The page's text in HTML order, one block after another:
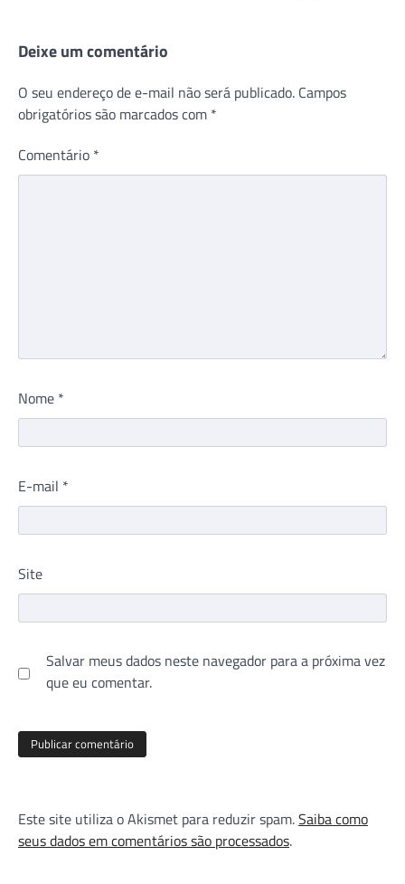
Deixe um comentário
O seu endereço de e-mail não será publicado. Campos
obrigatórios são marcados com *
Comentário *
Nome *
E-mail *
Site
Salvar meus dados neste navegador para a próxima vez
que eu comentar.
Este site utiliza o Akismet para reduzir spam.Saiba como
seus dados em comentários são processados.